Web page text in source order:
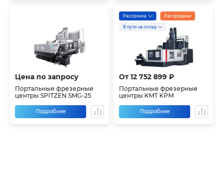
Цена по запросу
Портальные фрезерные
центры SPITZEN SMG-25
Подробнее
Рассрочка Распродажа
В пути на склад
От 12 752 899 ₽
Портальные фрезерные
центры KMT KPM
Подробнее